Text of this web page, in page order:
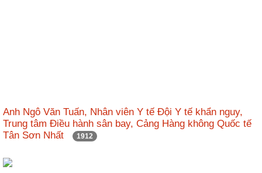
Anh Ngô Văn Tuấn, Nhân viên Y tế Đội Y tế khẩn nguy,
Trung tâm Điều hành sân bay, Cảng Hàng không Quốc tế
Tân Sơn Nhất
1912